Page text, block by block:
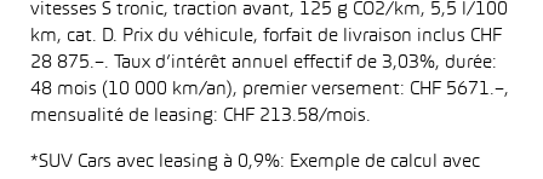
vitesses S tronic, traction avant, 125 g CO2/km, 5,5 l/100
km, cat. D. Prix du véhicule, forfait de livraison inclus CHF
28 875.–. Taux d’intérêt annuel effectif de 3,03%, durée:
48 mois (10 000 km/an), premier versement: CHF 5671.–,
mensualité de leasing: CHF 213.58/mois.
*SUV Cars avec leasing à 0,9%: Exemple de calcul avec